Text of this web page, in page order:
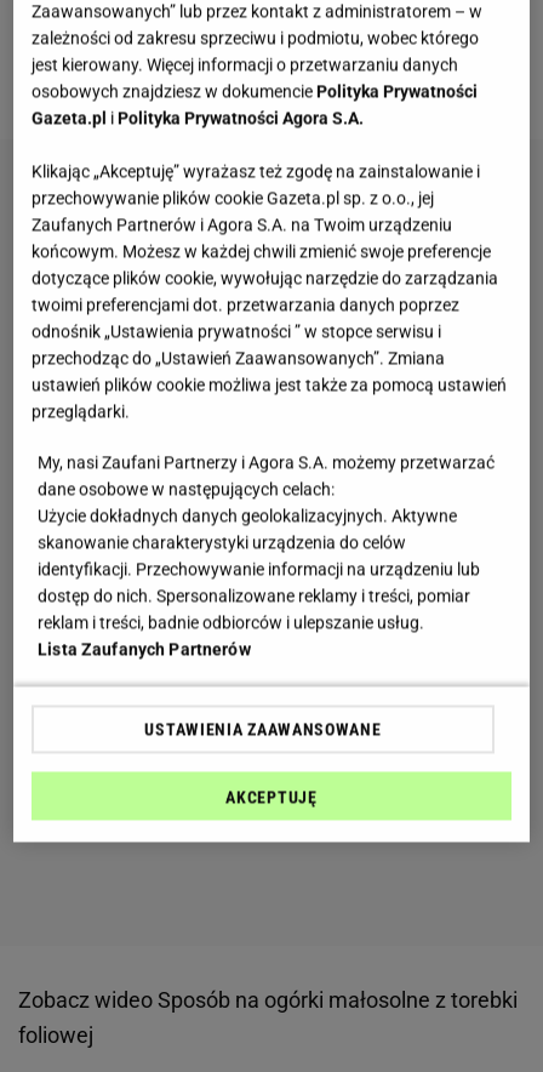
pierwszego kęsa? Jeśli jeszcze nie próbowaliście
takich przetworów, jak najszybciej naprawcie błąd i
przygotujcie wszystkie potrzebne produkty.
Zobacz wideoSposób na ogórki małosolne z torebki
foliowej
Zaawansowanych” lub przez kontakt z administratorem – w
zależności od zakresu sprzeciwu i podmiotu, wobec którego
jest kierowany. Więcej informacji o przetwarzaniu danych
osobowych znajdziesz w dokumenciePolityka Prywatności
Gazeta.pl iPolityka Prywatności Agora S.A.
Klikając „Akceptuję” wyrażasz też zgodę na zainstalowanie i
przechowywanie plików cookie Gazeta.pl sp. z o.o., jej
Zaufanych Partnerów i Agora S.A. na Twoim urządzeniu
końcowym. Możesz w każdej chwili zmienić swoje preferencje
dotyczące plików cookie, wywołując narzędzie do zarządzania
twoimi preferencjami dot. przetwarzania danych poprzez
odnośnik „Ustawienia prywatności ” w stopce serwisu i
przechodząc do „Ustawień Zaawansowanych”. Zmiana
ustawień plików cookie możliwa jest także za pomocą ustawień
przeglądarki.
My, nasi Zaufani Partnerzy i Agora S.A. możemy przetwarzać
dane osobowe w następujących celach:
Użycie dokładnych danych geolokalizacyjnych. Aktywne
skanowanie charakterystyki urządzenia do celów
identyfikacji. Przechowywanie informacji na urządzeniu lub
dostęp do nich. Spersonalizowane reklamy i treści, pomiar
reklam i treści, badnie odbiorców i ulepszanie usług.
Lista Zaufanych Partnerów
USTAWIENIA ZAAWANSOWANE
AKCEPTUJĘ